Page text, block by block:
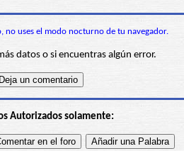
no uses el modo nocturno de tu navegador.
datos o si encuentras algún error.
Autorizados solamente: